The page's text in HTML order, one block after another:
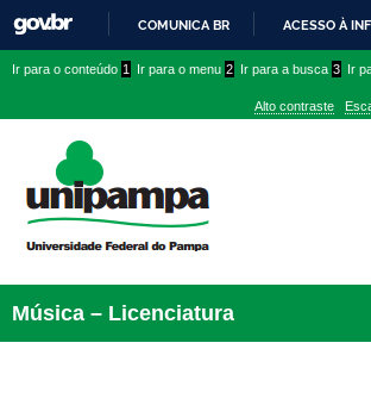
PARA
CONTEÚDO
COMUNICA BR ACESSO À
conteúdo
menu
superior
menu
Ir para o conteúdo 1 Ir para o menu 2 Ir para a busca 3 Ir
Alto contraste
Música – Licenciatura
para